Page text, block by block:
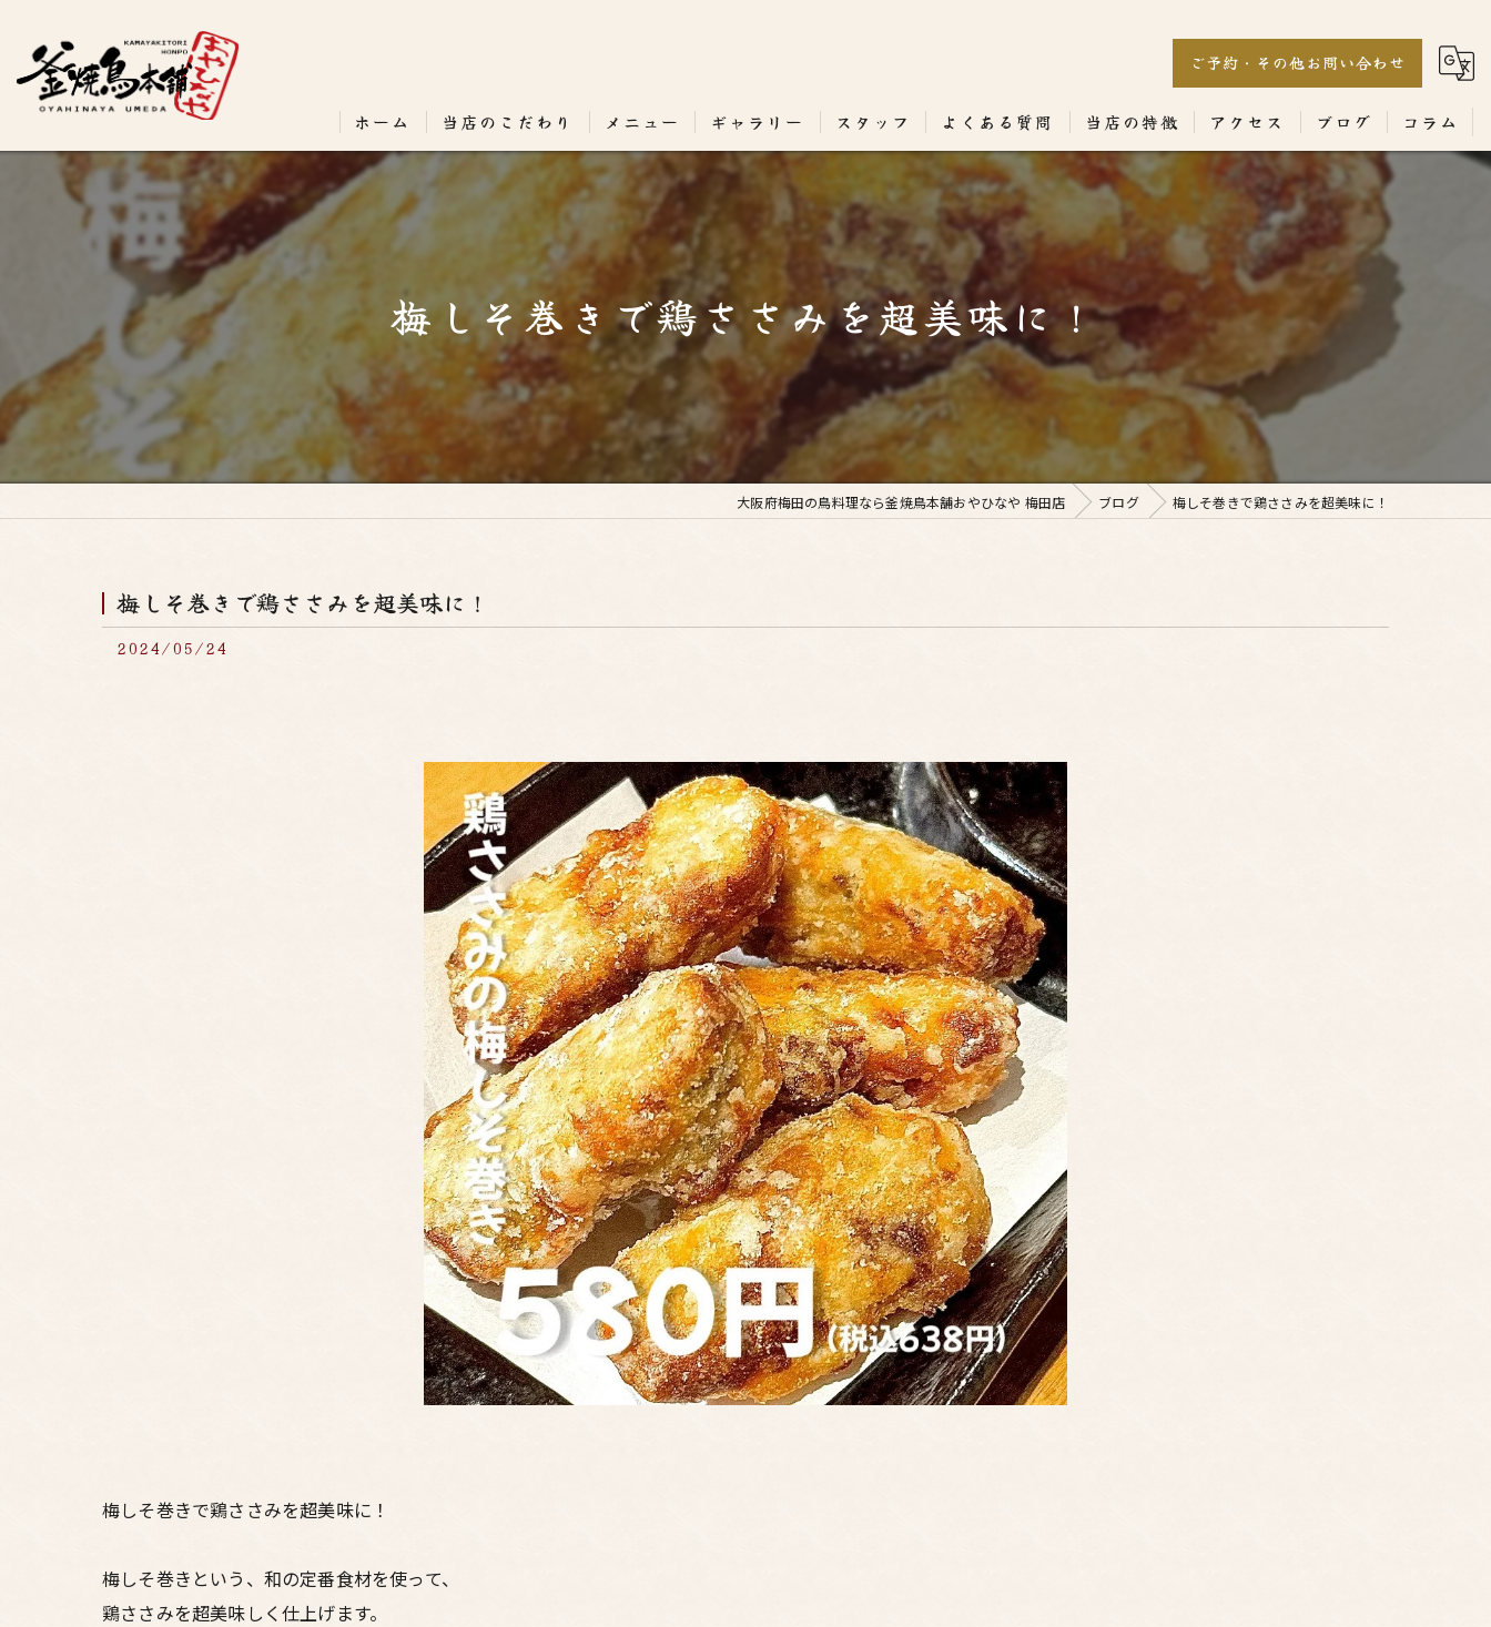
ご予約・その他お問い合わせ
ホーム 当店のこだわり メニュー ギャラリー スタッフ よくある質問 当店の特徴
居酒屋
専門店
ランチ
テイクアウト
コース
アクセス ブログ コラム
梅しそ巻きで鶏ささみを超美味に！
大阪府梅田の鳥料理なら釜焼鳥本舗おやひなや 梅田店 ブログ 梅しそ巻きで鶏ささみを超美味に！
梅しそ巻きで鶏ささみを超美味に！
2024/05/24
梅しそ巻きで鶏ささみを超美味に！
梅しそ巻きという、和の定番食材を使って、
鶏ささみを超美味しく仕上げます。